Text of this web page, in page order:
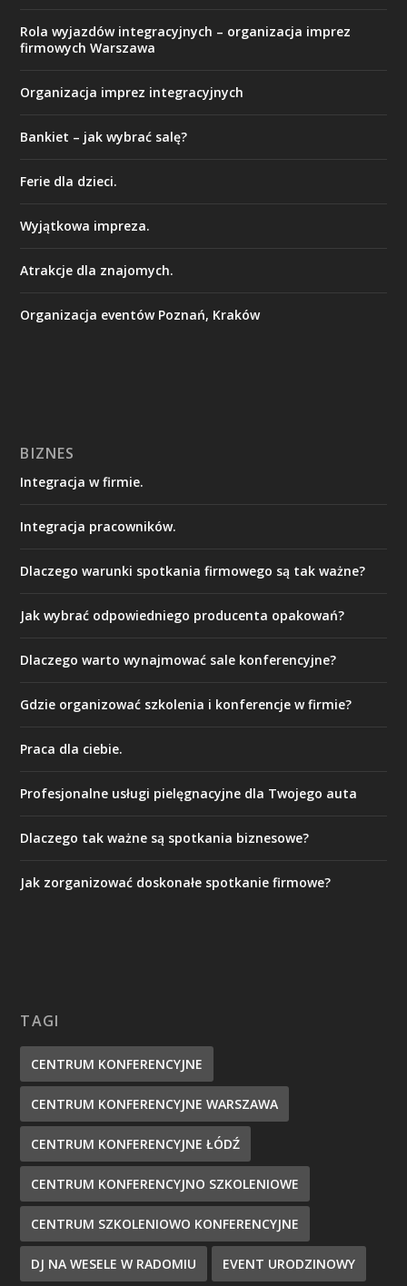
Rola wyjazdów integracyjnych – organizacja imprez
firmowych Warszawa
Organizacja imprez integracyjnych
Bankiet – jak wybrać salę?
Ferie dla dzieci.
Wyjątkowa impreza.
Atrakcje dla znajomych.
Organizacja eventów Poznań, Kraków
BIZNES
Integracja w firmie.
Integracja pracowników.
Dlaczego warunki spotkania firmowego są tak ważne?
Jak wybrać odpowiedniego producenta opakowań?
Dlaczego warto wynajmować sale konferencyjne?
Gdzie organizować szkolenia i konferencje w firmie?
Praca dla ciebie.
Profesjonalne usługi pielęgnacyjne dla Twojego auta
Dlaczego tak ważne są spotkania biznesowe?
Jak zorganizować doskonałe spotkanie firmowe?
TAGI
CENTRUM KONFERENCYJNE
CENTRUM KONFERENCYJNE WARSZAWA
CENTRUM KONFERENCYJNE ŁÓDŹ
CENTRUM KONFERENCYJNO SZKOLENIOWE
CENTRUM SZKOLENIOWO KONFERENCYJNE
DJ NA WESELE W RADOMIU EVENT URODZINOWY